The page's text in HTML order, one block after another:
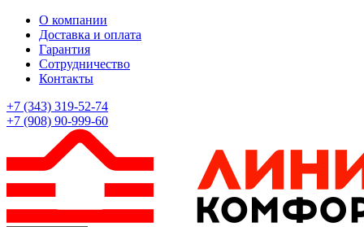
О компании
Доставка и оплата
Гарантия
Сотрудничество
Контакты
+7 (343) 319-52-74
+7 (908) 90-999-60